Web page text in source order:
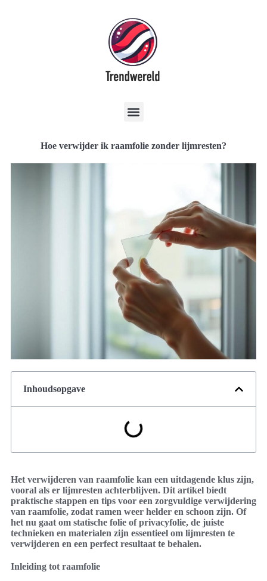
Hoe verwijder ik raamfolie zonder lijmresten?
Inhoudsopgave
Het verwijderen van raamfolie kan een uitdagende klus zijn,
vooral als er lijmresten achterblijven. Dit artikel biedt
praktische stappen en tips voor een zorgvuldige verwijdering
van raamfolie, zodat ramen weer helder en schoon zijn. Of
het nu gaat om statische folie of privacyfolie, de juiste
technieken en materialen zijn essentieel om lijmresten te
verwijderen en een perfect resultaat te behalen.
Inleiding tot raamfolie